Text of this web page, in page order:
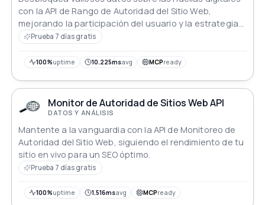
con la API de Rango de Autoridad del Sitio Web,
mejorando la participación del usuario y la estrategia
de marca.
Prueba 7 días gratis
100%uptime 10.225msavg MCPready
Monitor de Autoridad de Sitios Web API
DATOS Y ANÁLISIS
Mantente a la vanguardia con la API de Monitoreo de
Autoridad del Sitio Web, siguiendo el rendimiento de tu
sitio en vivo para un SEO óptimo.
Prueba 7 días gratis
100%uptime 1.516msavg MCPready